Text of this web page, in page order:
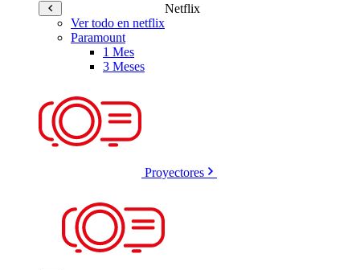
Netflix
Ver todo en netflix
Paramount
1 Mes
3 Meses
Proyectores